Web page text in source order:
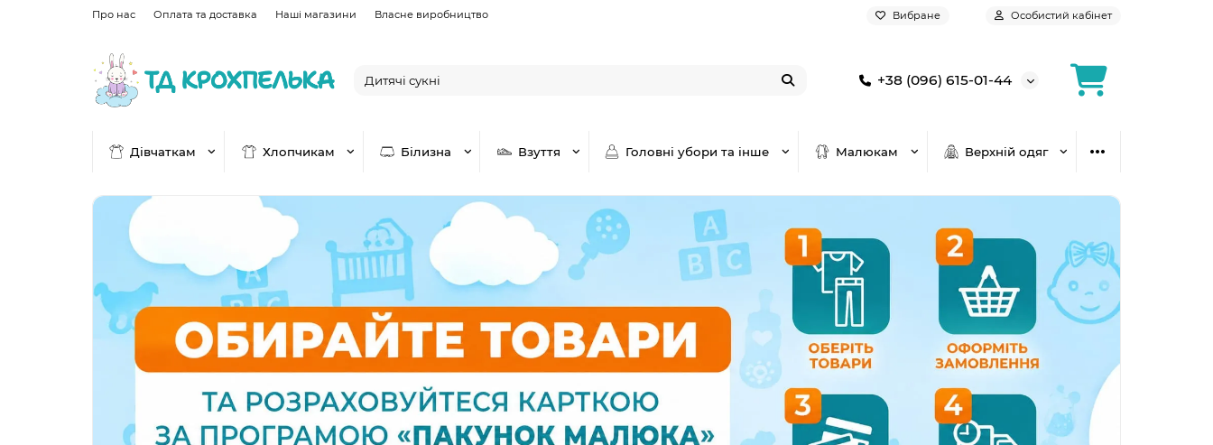
Про нас Оплата та доставка Наші магазини Власне виробництво Вибране Особистий кабінет
+38 (096) 615-01-44
Дівчаткам Хлопчикам Білизна Взуття Головні убори та інше Малюкам Верхній одяг